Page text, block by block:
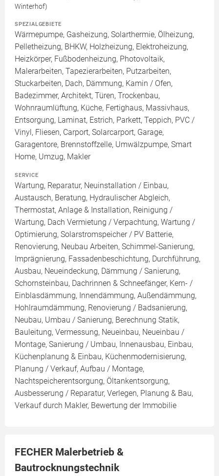
Winterhof)
SPEZIALGEBIETE
Wärmepumpe, Gasheizung, Solarthermie, Ölheizung,
Pelletheizung, BHKW, Holzheizung, Elektroheizung,
Heizkörper, Fußbodenheizung, Photovoltaik,
Malerarbeiten, Tapezierarbeiten, Putzarbeiten,
Stuckarbeiten, Dach, Dämmung, Kamin / Ofen,
Badezimmer, Architekt, Türen, Trockenbau,
Wohnraumlüftung, Küche, Fertighaus, Massivhaus,
Entsorgung, Laminat, Estrich, Parkett, Teppich, PVC /
Vinyl, Fliesen, Carport, Solarcarport, Garage,
Garagentore, Brennstoffzelle, Umwälzpumpe, Smart
Home, Umzug, Makler
SERVICE
Wartung, Reparatur, Neuinstallation / Einbau,
Austausch, Beratung, Hydraulischer Abgleich,
Thermostat, Anlage & Installation, Reinigung /
Wartung, Dach Vermietung / Verpachtung, Wartung /
Optimierung, Solarstromspeicher / PV Batterie,
Renovierung, Neubau Arbeiten, Schimmel-Sanierung,
Imprägnierung, Fassadenbeschichtung, Durchführung,
Ausbau, Neueindeckung, Dämmung / Sanierung,
Schornsteinbau, Dachrinnen & Schneefänger, Kern- /
Einblasdämmung, Innendämmung, Außendämmung,
Hohlraumdämmung, Renovierung / Badsanierung,
Neubau, Umbau / Sanierung, Berechnung Statik,
Bauleitung, Vermessung, Neueinbau, Neueinbau /
Montage, Sanierung / Umbau, Innenausbau, Einbau,
Küchenplanung & Einbau, Küchenmodernisierung,
Planung / Verkauf, Aufbau / Montage,
Nachtspeicherentsorgung, Öltankentsorgung,
Ausbesserung / Reparatur, Verlegen, Planung & Bau,
Verkauf durch Makler, Bewertung der Immobilie
FECHER Malerbetrieb &
Bautrocknungstechnik